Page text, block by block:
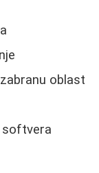
oblast
softvera